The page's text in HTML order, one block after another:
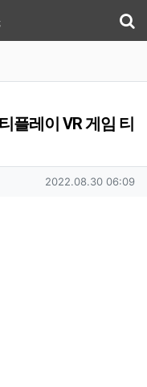
플레이 VR 게임 티
작성일
2022.08.30 06:09